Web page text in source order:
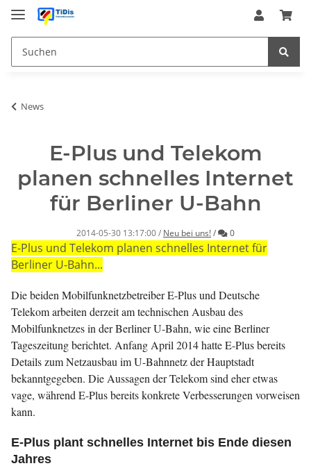
News
E-Plus und Telekom
planen schnelles Internet
für Berliner U-Bahn
2014-05-30 13:17:00/ Neu bei uns!/ Kommentare
0
E-Plus und Telekom planen schnelles Internet für
Berliner U-Bahn...
Die beiden Mobilfunknetzbetreiber E-Plus und Deutsche
Telekom arbeiten derzeit am technischen Ausbau des
Mobilfunknetzes in der Berliner U-Bahn, wie eine Berliner
Tageszeitungberichtet. Anfang April 2014 hatte E-Plus bereits
Details zum Netzausbau im U-Bahnnetz der Hauptstadt
bekanntgegeben. Die Aussagen der Telekom sind eher etwas
vage, während E-Plus bereits konkrete Verbesserungen vorweisen
kann.
E-Plus plant schnelles Internet bis Ende diesen
Jahres